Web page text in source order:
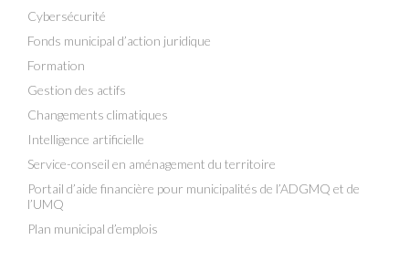
Cybersécurité
Fonds municipal d’action juridique
Formation
Gestion des actifs
Changements climatiques
Intelligence artificielle
Service-conseil en aménagement du territoire
Portail d’aide financière pour municipalités de l’ADGMQ et de
l’UMQ
Plan municipal d’emplois